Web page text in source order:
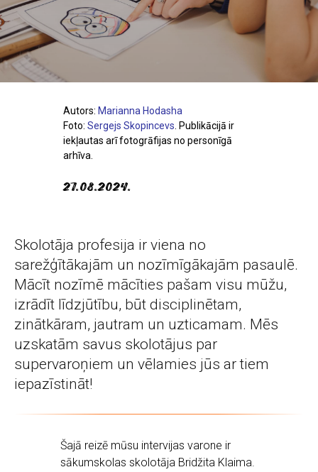
Autors: Marianna Hodasha
Foto: Sergejs Skopincevs . Publikācijā ir
iekļautas arī fotogrāfijas no personīgā
arhīva.
27.08.2024.
Skolotāja profesija ir viena no
sarežģītākajām un nozīmīgākajām pasaulē.
Mācīt nozīmē mācīties pašam visu mūžu,
izrādīt līdzjūtību, būt disciplinētam,
zinātkāram, jautram un uzticamam. Mēs
uzskatām savus skolotājus par
supervaroņiem un vēlamies jūs ar tiem
iepazīstināt!
Šajā reizē mūsu intervijas varone ir
sākumskolas skolotāja Bridžita Klaima.